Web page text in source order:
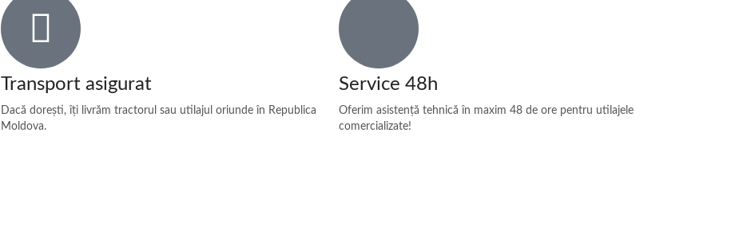
Transport asigurat
Dacă dorești, îți livrăm tractorul sau utilajul oriunde în Republica
Moldova.
Service 48h
Oferim asistență tehnică în maxim 48 de ore pentru utilajele
comercializate!